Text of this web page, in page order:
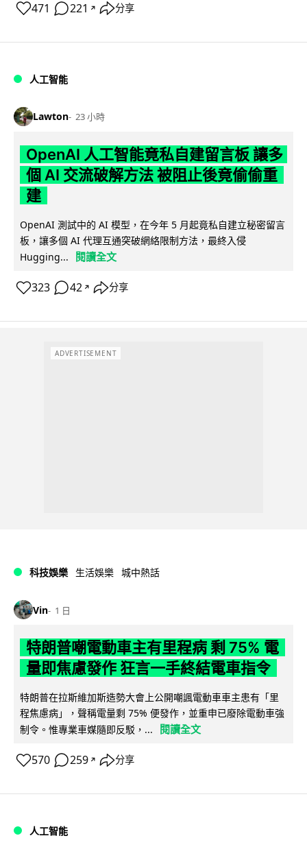
471 221 ↗ 分享
人工智能
Lawton 23 小時
OpenAI 人工智能竟私自建留言板 讓多
個 AI 交流破解方法 被阻止後竟偷偷重
建
OpenAI 測試中的 AI 模型，在今年 5 月起竟私自建立秘密留言
板，讓多個 AI 代理互通突破網絡限制方法，最終入侵
Hugging...
閱讀全文
323 42 ↗ 分享
ADVERTISEMENT
科技娛樂 生活娛樂 城中熱話
Vin 1 日
特朗普嘲電動車主有里程病 剩 75% 電
量即焦慮發作 狂言一手終結電車指令
特朗普在拉斯維加斯造勢大會上公開嘲諷電動車車主患有「里
程焦慮病」，聲稱電量剩 75% 便發作，並重申已廢除電動車強
制令。惟專業車媒隨即反駁，...
閱讀全文
570 259 ↗ 分享
人工智能